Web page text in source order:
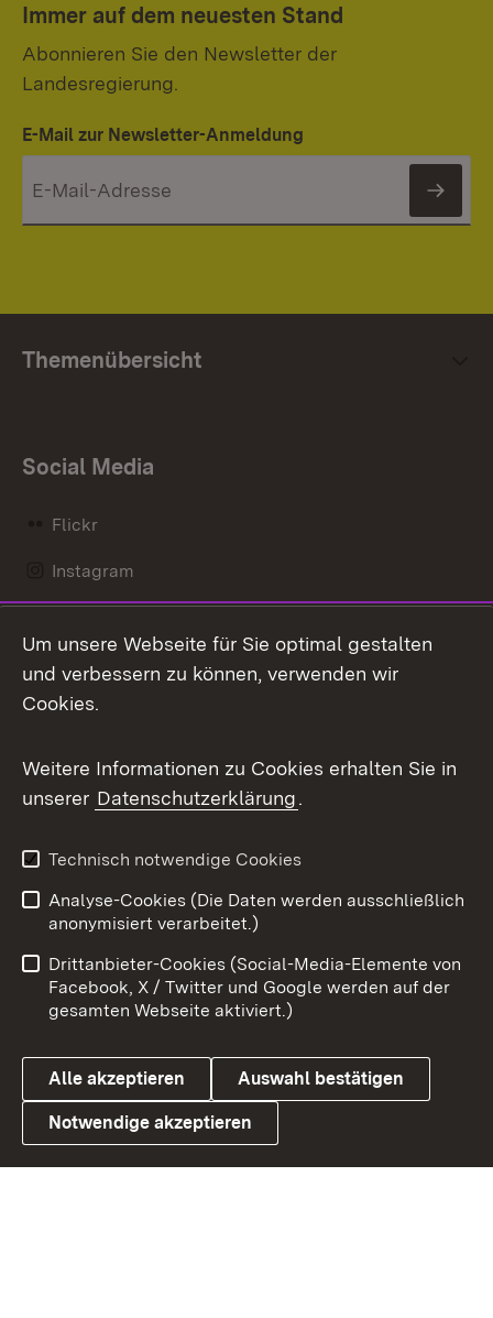
Immer auf dem neuesten Stand
Abonnieren Sie den Newsletter der
Landesregierung.
E-Mail zur Newsletter-Anmeldung
Themenübersicht
Social Media
Flickr
Instagram
Mastodon
Messenger
Social Wall
X / Twitter
Youtube
Link zum Landesportal
Benutzungshinweise
Barrierefreiheit
Datenschutz
Cookies
Um unsere Webseite für Sie optimal gestalten
und verbessern zu können, verwenden wir
Cookies.
Weitere Informationen zu Cookies erhalten Sie in
unserer Datenschutzerklärung.
Technisch notwendige Cookies
Analyse-Cookies (Die Daten werden ausschließlich
anonymisiert verarbeitet.)
Drittanbieter-Cookies (Social-Media-Elemente von
Facebook, X / Twitter und Google werden auf der
gesamten Webseite aktiviert.)
Alle akzeptieren Auswahl bestätigen
Notwendige akzeptieren